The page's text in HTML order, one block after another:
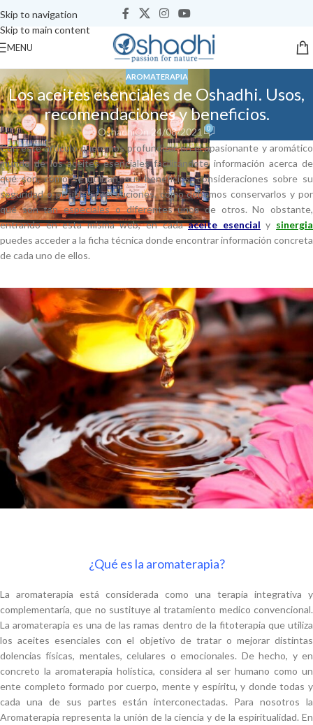
Skip to navigation
Skip to main content
MENU
AROMATERAPIA
Los aceites esenciales de Oshadhi. Usos,
recomendaciones y beneficios.
OshadhiOn 24/08/2021 0
Con este artículo queremos profundizar en el apasionante y aromático
mundo de los aceites esenciales facilitándote información acerca de
qué son, cómo se utilizan, sus beneficios, consideraciones sobre su
seguridad o posibles precauciones, cómo debemos conservarlos y por
qué son tan especiales o diferentes unos de otros. No obstante,
entrando en esta misma web, en cadaaceite esencial y sinergia
puedes acceder a la ficha técnica donde encontrar información concreta
de cada uno de ellos.
¿Qué es la aromaterapia?
La aromaterapia está considerada como una terapia integrativa y
complementaría, que no sustituye al tratamiento medico convencional.
La aromaterapia es una de las ramas dentro de la fitoterapia que utiliza
los aceites esenciales con el objetivo de tratar o mejorar distintas
dolencias físicas, mentales, celulares o emocionales. De hecho, y en
concreto la aromaterapia holística, considera al ser humano como un
ente completo formado por cuerpo, mente y espíritu, y donde todas y
cada una de sus partes están interconectadas. Para nosotros la
Aromaterapia representa la unión de la ciencia y de la espiritualidad. En